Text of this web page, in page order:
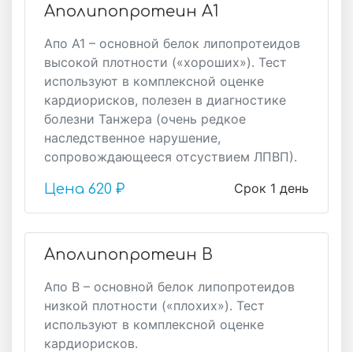
Аполипопротеин А1
Апо А1 – основной белок липопротеидов
высокой плотности («хороших»). Тест
используют в комплексной оценке
кардиорисков, полезен в диагностике
болезни Танжера (очень редкое
наследственное нарушение,
сопровождающееся отсуствием ЛПВП).
Срок 1 день
Цена 620 ₽
Аполипопротеин В
Апо В – основной белок липопротеидов
низкой плотности («плохих»). Тест
используют в комплексной оценке
кардиорисков.